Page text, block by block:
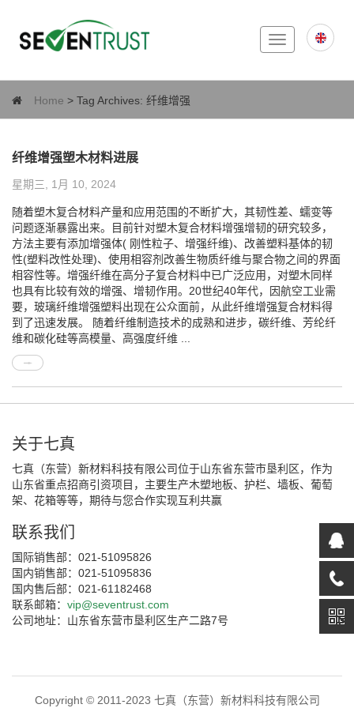
Toggle
navigation
Home > Tag Archives: 纤维增强
纤维增强塑木材料进展
星期三, 1月 10, 2024
随着塑木复合材料产量和应用范围的不断扩大，其韧性差、蠕变等
问题逐渐暴露出来。目前针对塑木复合材料增强增韧的研究较多，
方法主要有添加增强体( 刚性粒子、增强纤维)、改善塑料基体的韧
性(塑料改性处理)、使用相容剂改善生物质纤维与聚合物之间的界面
相容性等。增强纤维在高分子复合材料中已广泛应用，对塑木同样
也具有比较有效的增强、增韧作用。20世纪40年代，因航空工业需
要，玻璃纤维增强塑料出现在公众面前，从此纤维增强复合材料得
到了迅速发展。 随着纤维制造技术的成熟和进步，碳纤维、芳纶纤
维和碳化硅等高模量、高强度纤维 ...
关于七真
七真（东营）新材料科技有限公司位于山东省东营市垦利区，作为
山东省重点招商引资项目，主要生产木塑地板、护栏、墙板、葡萄
架、花箱等等，期待与您合作实现互利共赢
联系我们
国际销售部：021-51095826
国内销售部：021-51095836
国内售后部：021-61182468
联系邮箱： vip@seventrust.com
公司地址：山东省东营市垦利区生产二路7号
Copyright © 2011-2023 七真（东营）新材料科技有限公司